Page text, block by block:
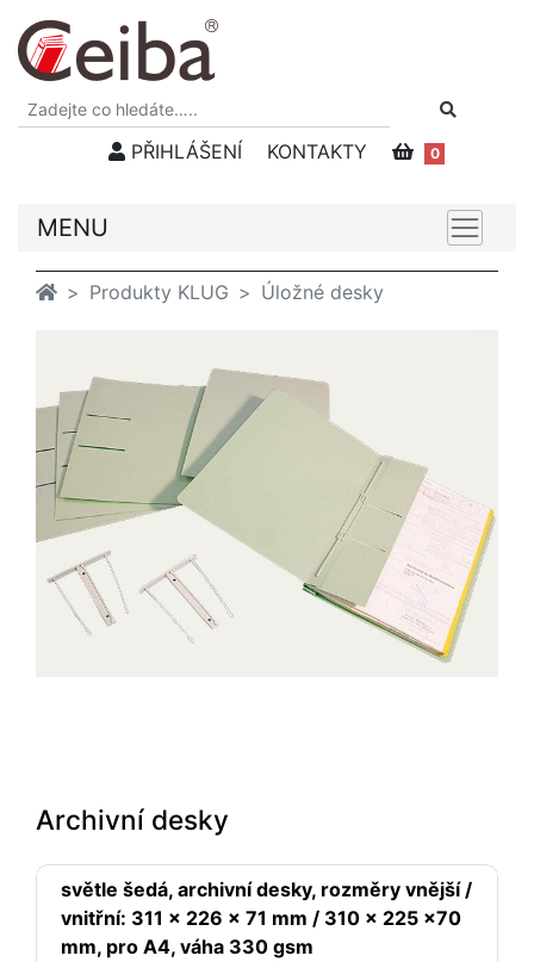
PŘIHLÁŠENÍ KONTAKTY 0
MENU
Produkty KLUG Úložné desky
Archivní desky
světle šedá, archivní desky, rozměry vnější /
vnitřní: 311 x 226 x 71 mm / 310 x 225 x70
mm, pro A4, váha 330 gsm